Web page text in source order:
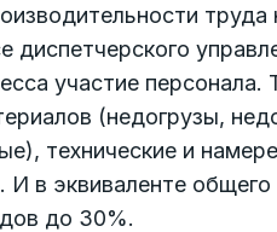
дис­петчерского
участие
(недогрузы,
технические и
И в эквиваленте
до 30%.